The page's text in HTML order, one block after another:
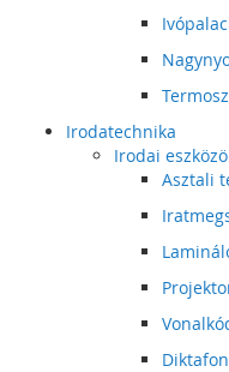
Termosz
Irodatechnika
Irodai
Asztali
Diktafon